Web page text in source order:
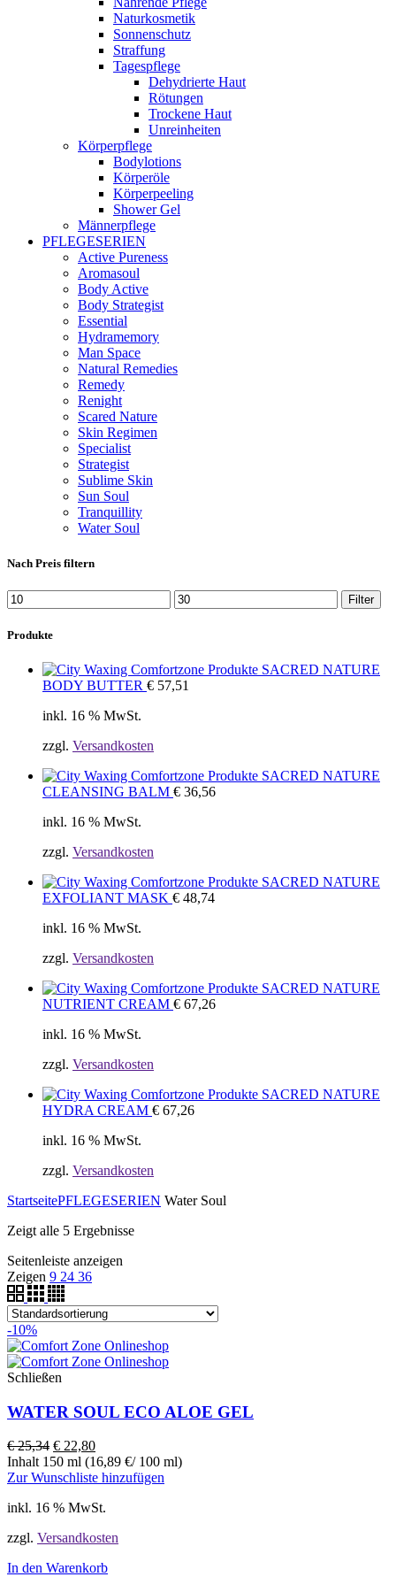
Naturkosmetik
Sonnenschutz
Straffung
Tagespflege
Dehydrierte Haut
Rötungen
Trockene Haut
Unreinheiten
Körperpflege
Bodylotions
Körperöle
Körperpeeling
Shower Gel
Männerpflege
PFLEGESERIEN
Active Pureness
Aromasoul
Body Active
Body Strategist
Essential
Hydramemory
Man Space
Natural Remedies
Remedy
Renight
Scared Nature
Skin Regimen
Specialist
Strategist
Sublime Skin
Sun Soul
Tranquillity
Water Soul
Nach Preis filtern
Filter
Produkte
SACRED NATURE
BODY BUTTER € 57,51
inkl. 16 % MwSt.
zzgl. Versandkosten
SACRED NATURE
CLEANSING BALM € 36,56
inkl. 16 % MwSt.
zzgl. Versandkosten
SACRED NATURE
EXFOLIANT MASK € 48,74
inkl. 16 % MwSt.
zzgl. Versandkosten
SACRED NATURE
NUTRIENT CREAM € 67,26
inkl. 16 % MwSt.
zzgl. Versandkosten
SACRED NATURE
HYDRA CREAM € 67,26
inkl. 16 % MwSt.
zzgl. Versandkosten
StartseitePFLEGESERIEN Water Soul
Zeigt alle 5 Ergebnisse
Seitenleiste anzeigen
Zeigen 9 24 36
-10%
Schließen
WATER SOUL ECO ALOE GEL
€25,34 € 22,80
Inhalt 150 ml (16,89 €/ 100 ml)
Zur Wunschliste hinzufügen
inkl. 16 % MwSt.
zzgl. Versandkosten
In den Warenkorb